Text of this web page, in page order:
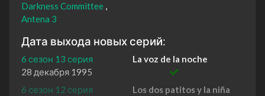
Darkness Committee
Antena 3
Дата выхода новых серий:
6 сезон 13 серия
La voz de la noche
28 декабря 1995
6 сезон 12 серия
Los dos patitos y la niña